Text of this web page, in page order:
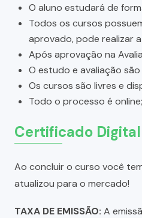
O aluno estudará de
Todos os cursos
aprovado, pode realizar
Após aprovação na
O estudo e avaliação
Os cursos são livres e
Todo o processo é
Certificado Digital
Ao concluir o curso você
atualizou para o mercado!
TAXA DE EMISSÃO: A